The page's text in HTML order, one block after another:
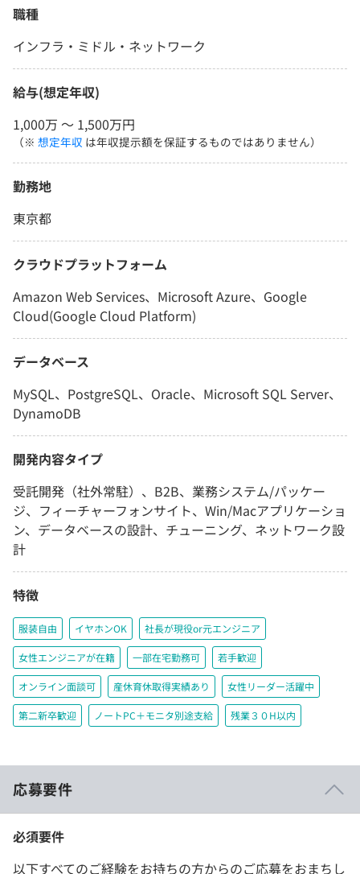
職種
インフラ・ミドル・ネットワーク
給与(想定年収)
1,000万 〜 1,500万円
（※ 想定年収 は年収提示額を保証するものではありません）
勤務地
東京都
クラウドプラットフォーム
Amazon Web Services、Microsoft Azure、Google
Cloud(Google Cloud Platform)
データベース
MySQL、PostgreSQL、Oracle、Microsoft SQL Server、
DynamoDB
開発内容タイプ
受託開発（社外常駐）、B2B、業務システム/パッケー
ジ、フィーチャーフォンサイト、Win/Macアプリケーショ
ン、データベースの設計、チューニング、ネットワーク設
計
特徴
服装自由 イヤホンOK 社長が現役or元エンジニア
女性エンジニアが在籍 一部在宅勤務可 若手歓迎
オンライン面談可 産休育休取得実績あり 女性リーダー活躍中
第二新卒歓迎 ノートPC＋モニタ別途支給 残業３０H以内
応募要件
必須要件
以下すべてのご経験をお持ちの方からのご応募をおまちし